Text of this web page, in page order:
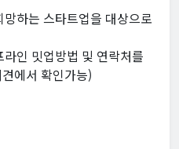
하는 스타트업을 대상으로
인 밋업방법 및 연락처를
에서 확인가능)